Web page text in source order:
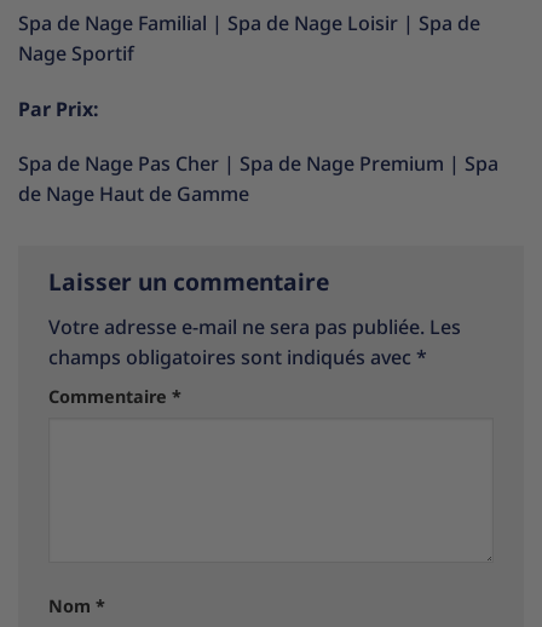
Spa de Nage Familial | Spa de Nage Loisir | Spa de
Nage Sportif
Par Prix:
Spa de Nage Pas Cher | Spa de Nage Premium | Spa
de Nage Haut de Gamme
Laisser un commentaire
Votre adresse e-mail ne sera pas publiée. Les
champs obligatoires sont indiqués avec *
Commentaire *
Nom *